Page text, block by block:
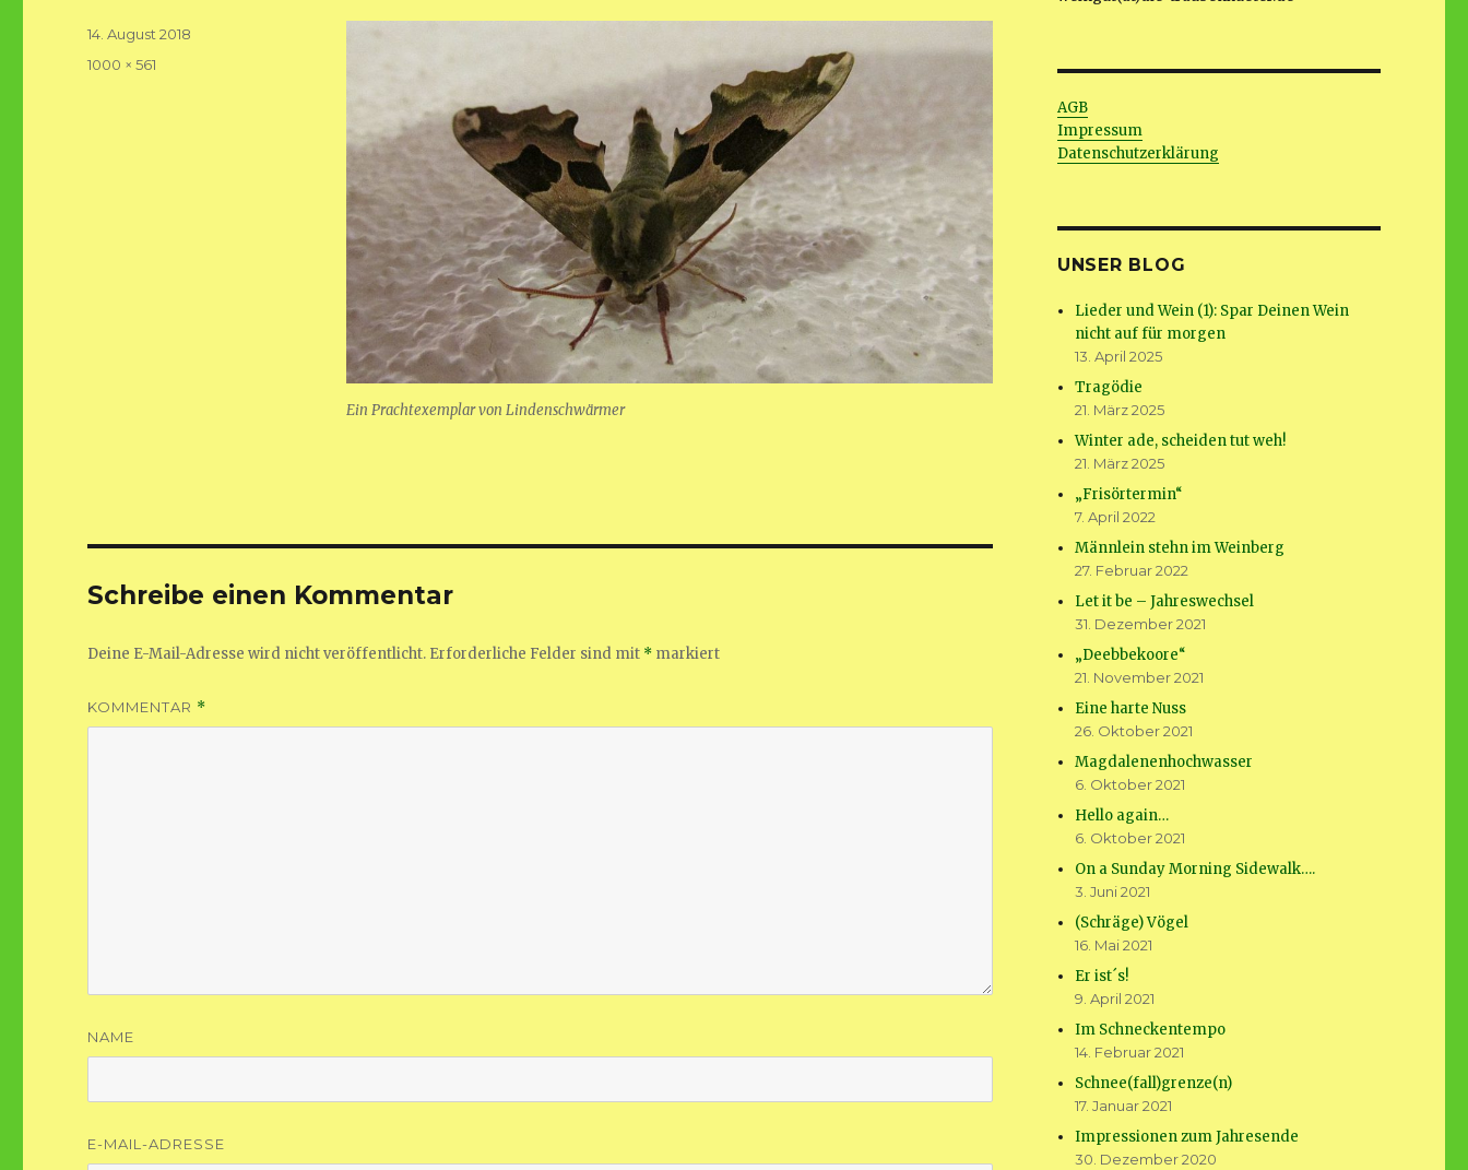
Ein Prachtexemplar von Lindenschwärmer
Veröffentlicht
14. August 2018
Volle
1000 × 561
Schreibe einen Kommentar
Deine E-Mail-Adresse wird nicht veröffentlicht. Erforderliche Felder sind mit * markiert
KOMMENTAR *
NAME
E-MAIL-ADRESSE
AGB
Impressum
Datenschutzerklärung
UNSER BLOG
Lieder und Wein (1): Spar Deinen Wein
nicht auf für morgen
13. April 2025
Tragödie
21. März 2025
Winter ade, scheiden tut weh!
21. März 2025
„Frisörtermin“
7. April 2022
Männlein stehn im Weinberg
27. Februar 2022
Let it be – Jahreswechsel
31. Dezember 2021
„Deebbekoore“
21. November 2021
Eine harte Nuss
26. Oktober 2021
Magdalenenhochwasser
6. Oktober 2021
Hello again…
6. Oktober 2021
On a Sunday Morning Sidewalk….
3. Juni 2021
(Schräge) Vögel
16. Mai 2021
Er ist´s!
9. April 2021
Im Schneckentempo
14. Februar 2021
Schnee(fall)grenze(n)
17. Januar 2021
Impressionen zum Jahresende
30. Dezember 2020